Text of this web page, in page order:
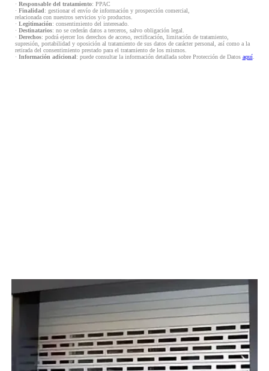
· Responsable del tratamiento: PPAC
· Finalidad: gestionar el envío de información y prospección comercial,
relacionada con nuestros servicios y/o productos.
· Legitimación: consentimiento del interesado.
· Destinatarios: no se cederán datos a terceros, salvo obligación legal.
· Derechos: podrá ejercer los derechos de acceso, rectificación, limitación de tratamiento,
supresión, portabilidad y oposición al tratamiento de sus datos de carácter personal, así como a la
retirada del consentimiento prestado para el tratamiento de los mismos.
· Información adicional: puede consultar la información detallada sobre Protección de Datos aquí.